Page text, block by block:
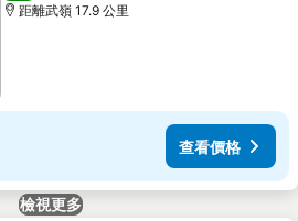
距離武嶺 17.9 公里
查看價格
檢視更多